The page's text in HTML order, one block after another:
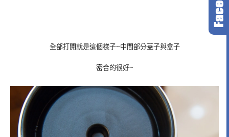
全部打開就是這個樣子~中間部分蓋子與盒子
密合的很好~